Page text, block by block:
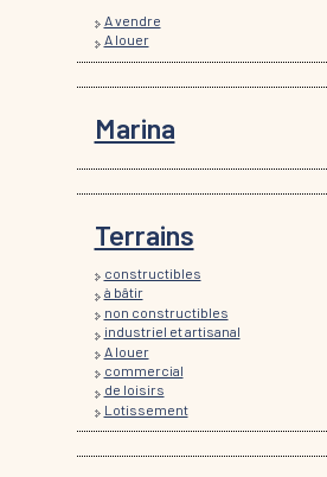
A vendre
A louer
Marina
Terrains
constructibles
à bâtir
non constructibles
industriel et artisanal
A louer
commercial
de loisirs
Lotissement